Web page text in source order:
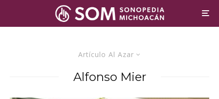
Artículo Al Azar
Alfonso Mier